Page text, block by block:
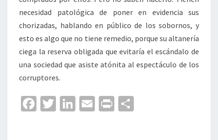
necesidad patológica de poner en evidencia sus
chorizadas, hablando en público de los sobornos, y
esto es algo que no tiene remedio, porque su altanería
ciega la reserva obligada que evitaría el escándalo de
una sociedad que asiste atónita al espectáculo de los
corruptores.
Fa T
Li
E
Pr